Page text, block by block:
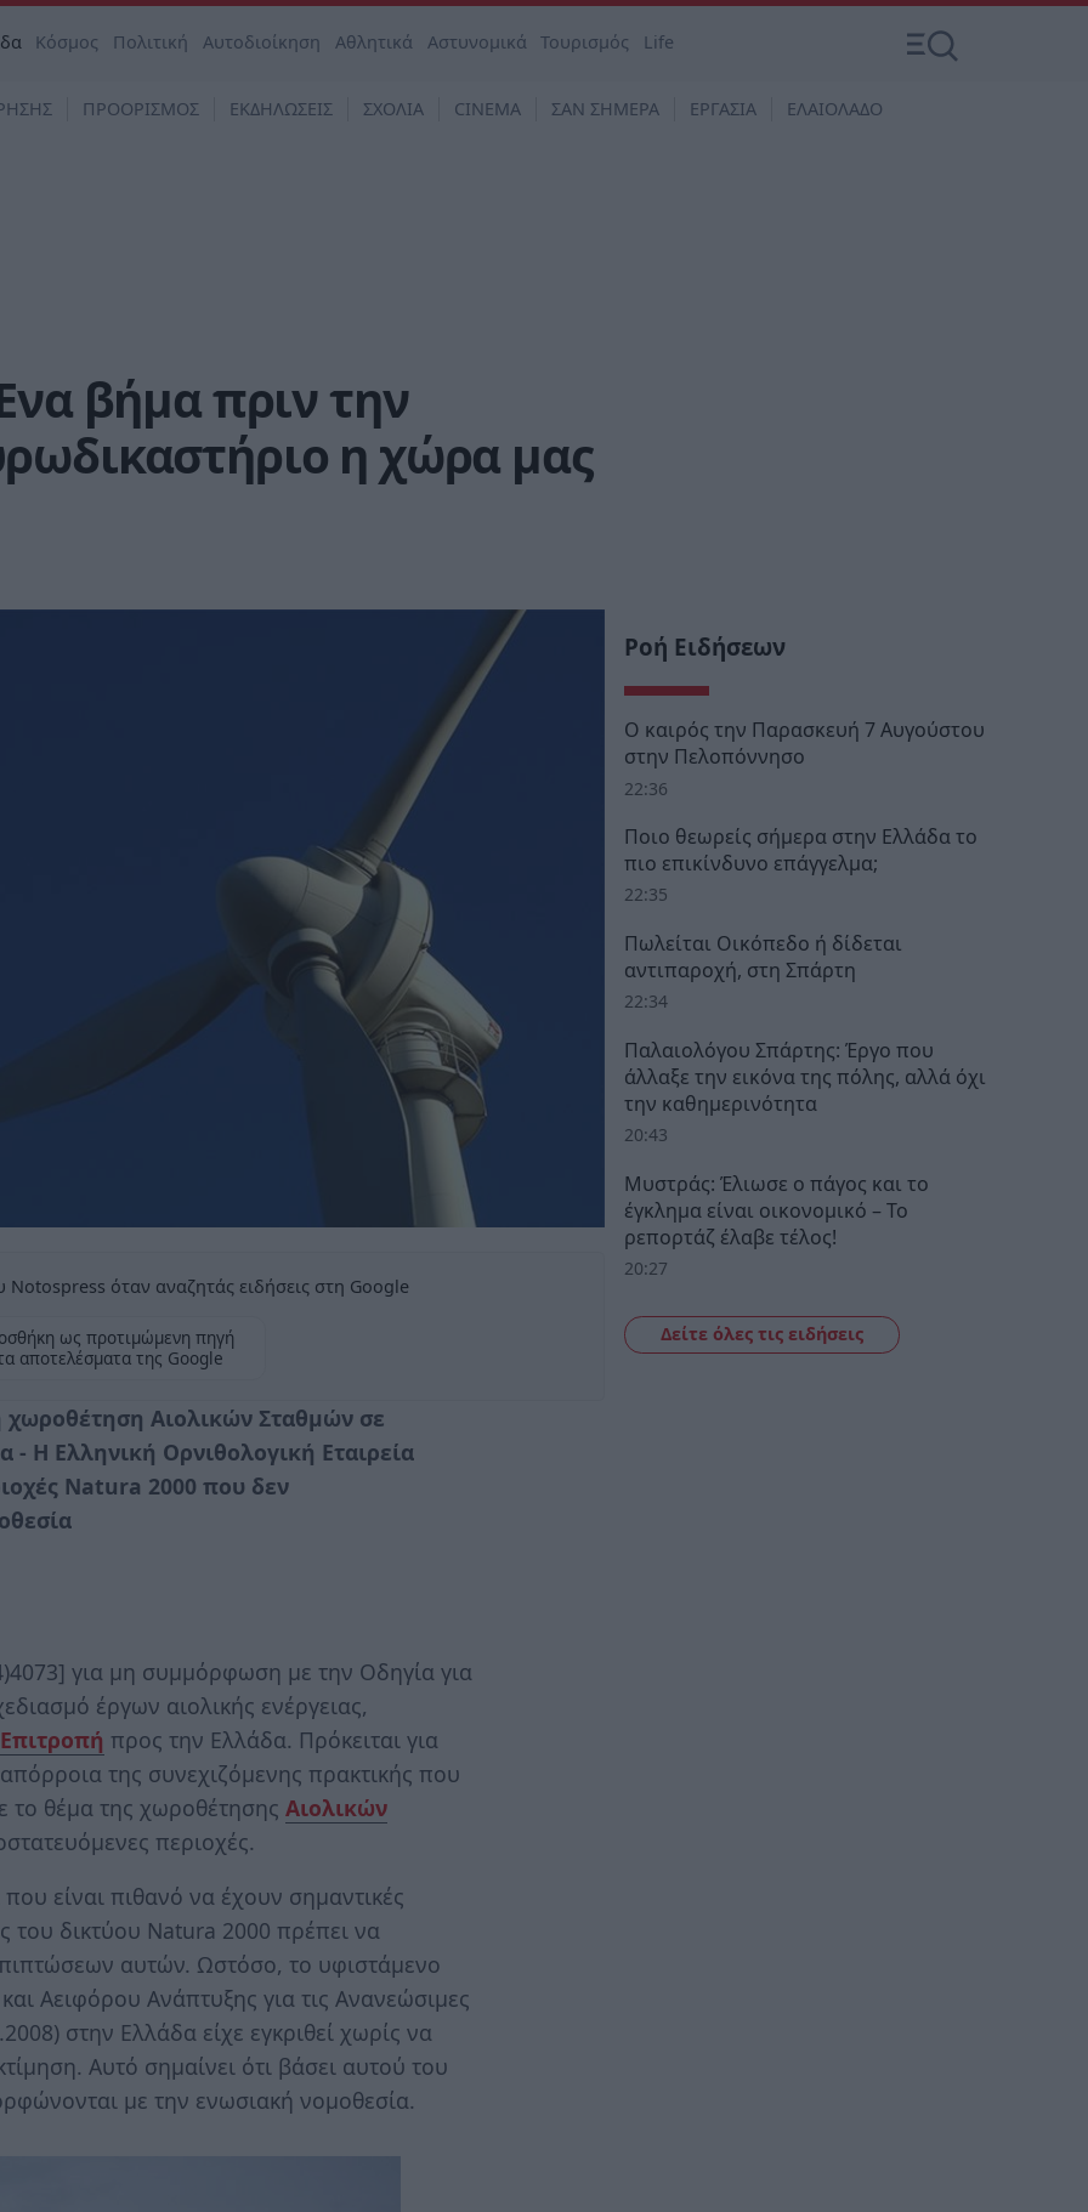
Κόσμος Πολιτική Αυτοδιοίκηση Αθλητικά Αστυνομικά Τουρισμός Life
ΠΡΟΟΡΙΣΜΟΣ ΕΚΔΗΛΩΣΕΙΣ ΣΧΟΛΙΑ CINEMA ΣΑΝ ΣΗΜΕΡΑ ΕΡΓΑΣΙΑ ΕΛΑΙΟΛΑΔΟ
βήμα πριν την
η χώρα μας
όταν αναζητάς ειδήσεις στη Google
ως προτιμώμενη πηγή
αποτελέσματα της Google
χωροθέτηση Αιολικών Σταθμών σε
- Η Ελληνική Ορνιθολογική Εταιρεία
Natura 2000 που δεν
για μη συμμόρφωση με την Οδηγία για
έργων αιολικής ενέργειας,
προς την Ελλάδα. Πρόκειται για
της συνεχιζόμενης πρακτικής που
το θέμα της χωροθέτησης Αιολικών
περιοχές.
είναι πιθανό να έχουν σημαντικές
του δικτύου Natura 2000 πρέπει να
αυτών. Ωστόσο, το υφιστάμενο
Αειφόρου Ανάπτυξης για τις Ανανεώσιμες
στην Ελλάδα είχε εγκριθεί χωρίς να
Αυτό σημαίνει ότι βάσει αυτού του
με την ενωσιακή νομοθεσία.
Ροή Ειδήσεων
Ο καιρός την Παρασκευή 7 Αυγούστου
στην Πελοπόννησο
22:36
Ποιο θεωρείς σήμερα στην Ελλάδα το
πιο επικίνδυνο επάγγελμα;
22:35
Πωλείται Οικόπεδο ή δίδεται
αντιπαροχή, στη Σπάρτη
22:34
Παλαιολόγου Σπάρτης: Έργο που
άλλαξε την εικόνα της πόλης, αλλά όχι
την καθημερινότητα
20:43
Μυστράς: Έλιωσε ο πάγος και το
έγκλημα είναι οικονομικό – Το
ρεπορτάζ έλαβε τέλος!
20:27
Δείτε όλες τις ειδήσεις